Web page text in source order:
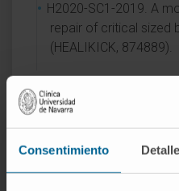
Consentimiento
H2020-SC1-2019. A
repair of critical sized
(HEALIKICK, 874889).
ÁREAS DE INTERESSE
Cirurgia Ortopédica